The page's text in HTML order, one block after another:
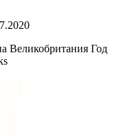
Великобритания Год